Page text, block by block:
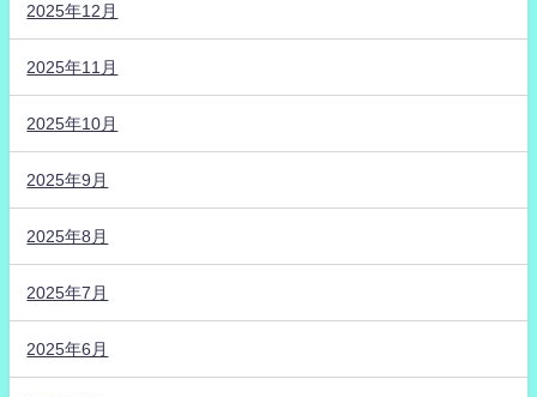
2025年12月
2025年11月
2025年10月
2025年9月
2025年8月
2025年7月
2025年6月